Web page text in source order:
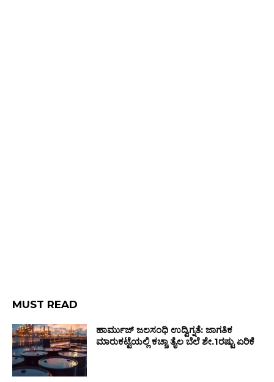
MUST READ
ಹಾರ್ಮುಜ್ ಜಲಸಂಧಿ ಉದ್ವಿಗ್ನತೆ: ಜಾಗತಿಕ
ಮಾರುಕಟ್ಟೆಯಲ್ಲಿ ಕಚ್ಚಾ ತೈಲ ಬೆಲೆ ಶೇ.1ರಷ್ಟು ಏರಿಕೆ